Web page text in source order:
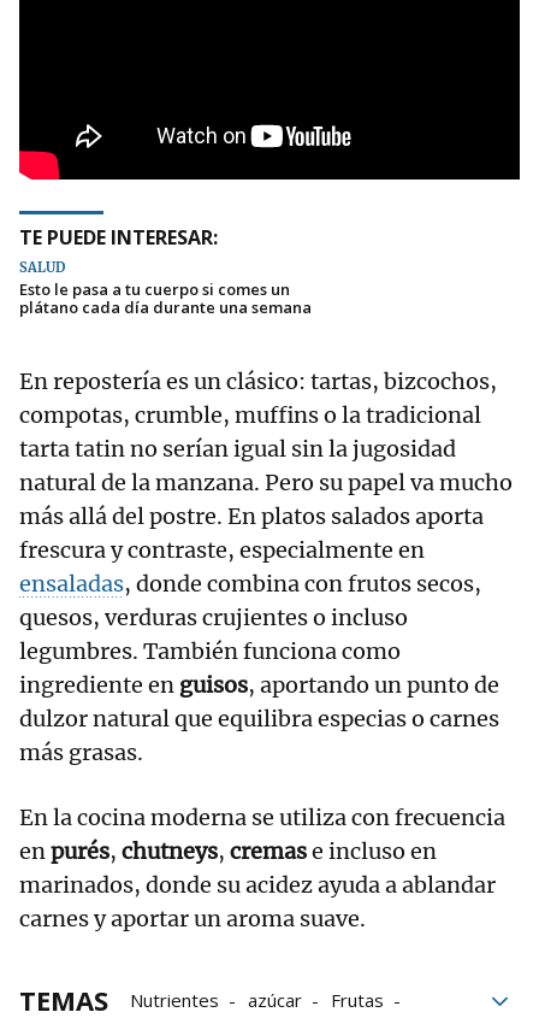
TE PUEDE INTERESAR:
SALUD
Esto le pasa a tu cuerpo si comes un
plátano cada día durante una semana
En repostería es un clásico: tartas, bizcochos,
compotas, crumble, muffins o la tradicional
tarta tatin no serían igual sin la jugosidad
natural de la manzana. Pero su papel va mucho
más allá del postre. En platos salados aporta
frescura y contraste, especialmente en
ensaladas, donde combina con frutos secos,
quesos, verduras crujientes o incluso
legumbres. También funciona como
ingrediente en guisos, aportando un punto de
dulzor natural que equilibra especias o carnes
más grasas.
En la cocina moderna se utiliza con frecuencia
enpurés, chutneys, cremase incluso en
marinados, donde su acidez ayuda a ablandar
carnes y aportar un aroma suave.
TEMAS Nutrientes azúcar Frutas